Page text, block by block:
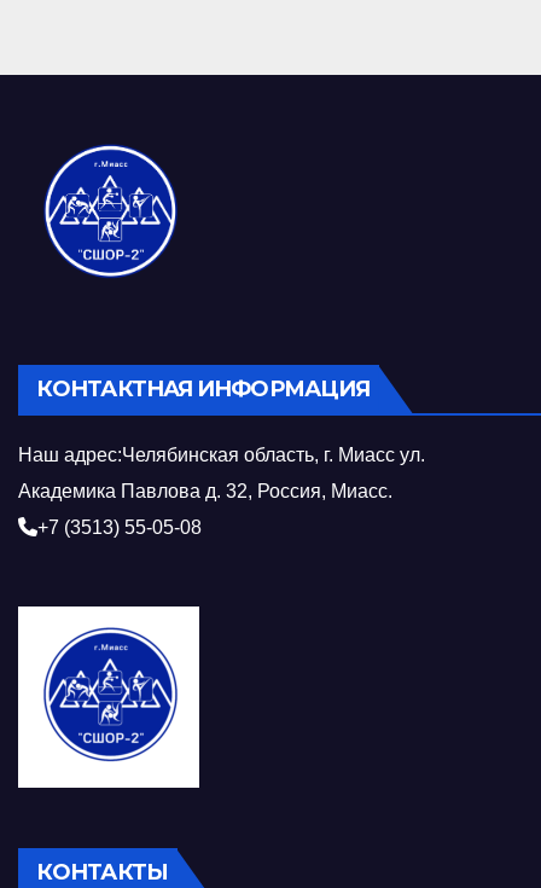
КОНТАКТНАЯ ИНФОРМАЦИЯ
Наш адрес:Челябинская область, г. Миасс ул.
Академика Павлова д. 32, Россия, Миасс.
+7 (3513) 55-05-08
КОНТАКТЫ